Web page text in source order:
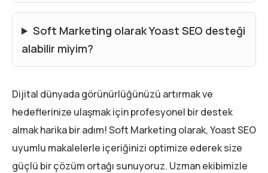
Soft Marketing olarak Yoast SEO desteği
alabilir miyim?
Dijital dünyada görünürlüğünüzü artırmak ve
hedeflerinize ulaşmak için profesyonel bir destek
almak harika bir adım! Soft Marketing olarak, Yoast SEO
uyumlu makalelerle içeriğinizi optimize ederek size
güçlü bir çözüm ortağı sunuyoruz. Uzman ekibimizle